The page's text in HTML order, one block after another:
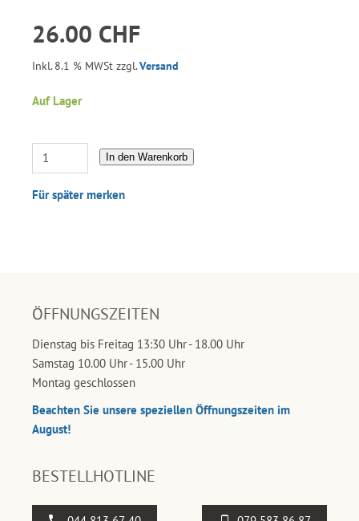
26.00 CHF
Inkl. 8.1 % MWSt zzgl.Versand
Auf Lager
In den Warenkorb
Für später merken
ÖFFNUNGSZEITEN
Dienstag bis Freitag 13:30 Uhr - 18.00 Uhr
Samstag 10.00 Uhr - 15.00 Uhr
Montag geschlossen
Beachten Sie unsere speziellen Öffnungszeiten im
August!
BESTELLHOTLINE